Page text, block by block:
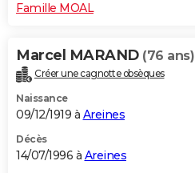
Famille MOAL
Marcel MARAND (76 ans)
Créer une cagnotte obsèques
Naissance
09/12/1919 à Areines
Décès
14/07/1996 à Areines